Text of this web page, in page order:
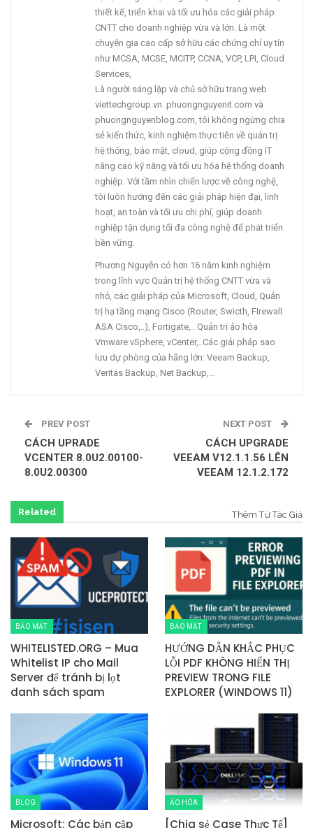
thiết kế, triển khai và tối ưu hóa các giải pháp
CNTT cho doanh nghiệp vừa và lớn. Là một
chuyên gia cao cấp sở hữu các chứng chỉ uy tín
như MCSA, MCSE, MCITP, CCNA, VCP, LPI, Cloud
Services,
Là người sáng lập và chủ sở hữu trang web
viettechgroup.vn .phuongnguyenit.com và
phuongnguyenblog.com, tôi không ngừng chia
sẻ kiến thức, kinh nghiệm thực tiễn về quản trị
hệ thống, bảo mật, cloud, giúp cộng đồng IT
nâng cao kỹ năng và tối ưu hóa hệ thống doanh
nghiệp. Với tầm nhìn chiến lược về công nghệ,
tôi luôn hướng đến các giải pháp hiện đại, linh
hoạt, an toàn và tối ưu chi phí, giúp doanh
nghiệp tận dụng tối đa công nghệ để phát triển
bền vững.
Phương Nguyễn có hơn 16 năm kinh nghiệm
trong lĩnh vực Quản trị hệ thống CNTT vừa và
nhỏ, các giải pháp của Microsoft, Cloud, Quản
trị hạ tầng mạng Cisco (Router, Swicth, FIrewall
ASA Cisco,..), Fortigate,.. Quản trị ảo hóa
Vmware vSphere, vCenter,..Các giải pháp sao
lưu dự phòng của hãng lớn: Veeam Backup,
Veritas Backup, Net Backup,…
PREV POST
CÁCH UPRADE
VCENTER 8.0U2.00100-
8.0U2.00300
NEXT POST
CÁCH UPGRADE
VEEAM V12.1.1.56 LÊN
VEEAM 12.1.2.172
Related Thêm Từ Tác Giả
BẢO MẬT
WHITELISTED.ORG – Mua
Whitelist IP cho Mail
Server để tránh bị lọt
danh sách spam
BẢO MẬT
HƯỚNG DẪN KHẮC PHỤC
LỖI PDF KHÔNG HIỂN THỊ
PREVIEW TRONG FILE
EXPLORER (WINDOWS 11)
BLOG
Microsoft: Các bản cập
ẢO HÓA
[Chia sẻ Case Thực Tế]